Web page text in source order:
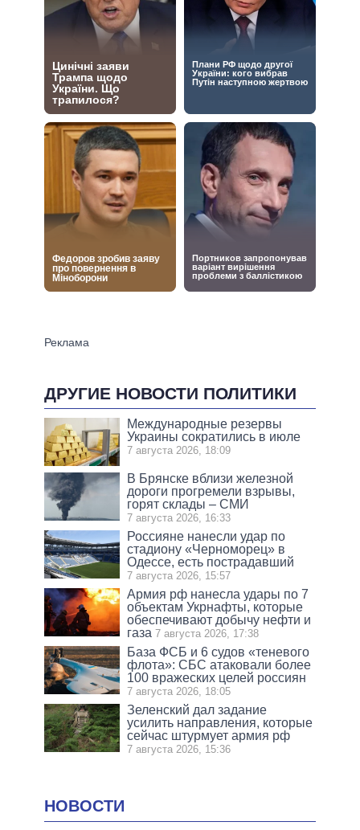
ДРУГИЕ НОВОСТИ ПОЛИТИКИ
Международные резервы
Украины сократились в июле
7 августа 2026, 18:09
В Брянске вблизи железной
дороги прогремели взрывы,
горят склады – СМИ
7 августа 2026, 16:33
Россияне нанесли удар по
стадиону «Черноморец» в
Одессе, есть пострадавший
7 августа 2026, 15:57
Армия рф нанесла удары по 7
объектам Укрнафты, которые
обеспечивают добычу нефти и
газа 7 августа 2026, 17:38
База ФСБ и 6 судов «теневого
флота»: СБС атаковали более
100 вражеских целей россиян
7 августа 2026, 18:05
Зеленский дал задание
усилить направления, которые
сейчас штурмует армия рф
7 августа 2026, 15:36
НОВОСТИ